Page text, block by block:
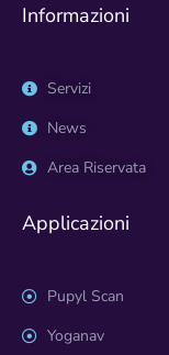
Informazioni
Servizi
News
Area Riservata
Applicazioni
Pupyl Scan
Yoganav